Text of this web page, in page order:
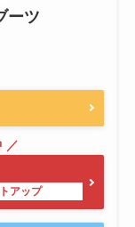
ーツ